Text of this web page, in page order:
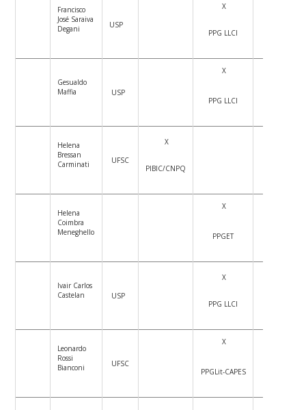
Francisco
José Saraiva
Degani
USP
X
PPG LLCI
Gesualdo
Maffia
USP
X
PPG LLCI
Helena
Bressan
Carminati
UFSC
X
PIBIC/CNPQ
Helena
Coimbra
Meneghello
X
PPGET
Ivair Carlos
Castelan
USP
X
PPG LLCI
Leonardo
Rossi
Bianconi
UFSC
X
PPGLit-CAPES